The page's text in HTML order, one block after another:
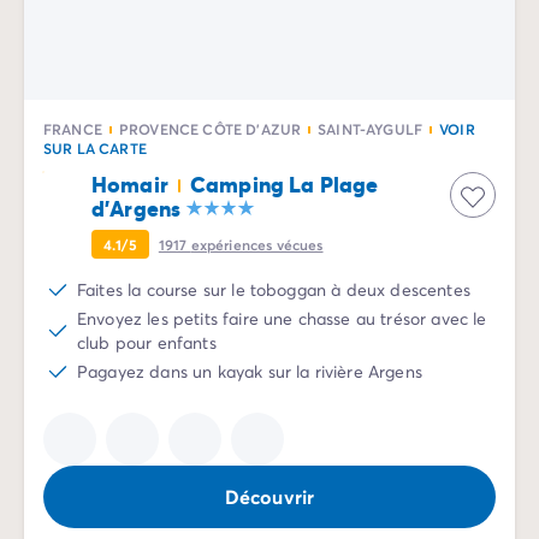
Camping Pyrénées-Orientales
Camping Argelès-sur-Mer
Camping Canet-en-Roussillon
Camping Collioure
Camping Le Barcarès
Camping Limousin
Camping Corrèze
Camping Midi-Pyrénées
Camping Aveyron
Camping Lot-et-Garonne
Camping Tarn
FRANCE PROVENCE CÔTE D'AZUR SAINT-AYGULF
VOIR
SUR LA CARTE
Homair
Camping La Plage
d'Argens
4.1/5 1917 expériences vécues
Faites la course sur le toboggan à deux descentes
Envoyez les petits faire une chasse au trésor avec le
club pour enfants
Pagayez dans un kayak sur la rivière Argens
Découvrir